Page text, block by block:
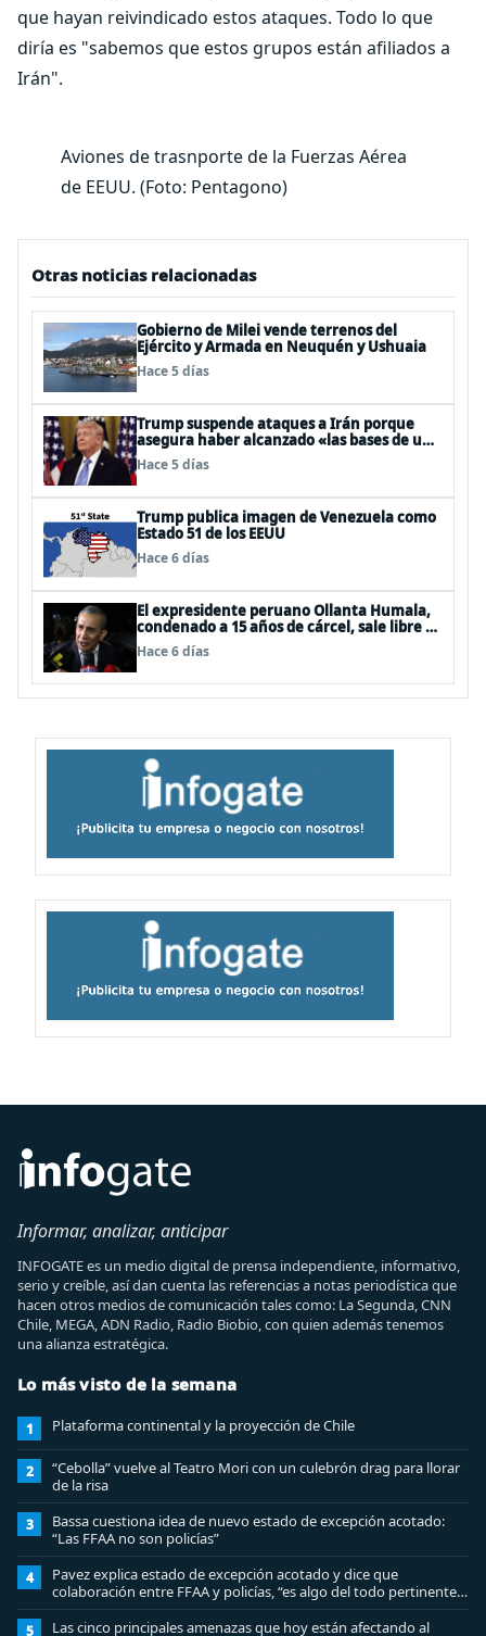
que hayan reivindicado estos ataques. Todo lo que
diría es "sabemos que estos grupos están afiliados a
Irán".
Aviones de trasnporte de la Fuerzas Aérea
de EEUU. (Foto: Pentagono)
Otras noticias relacionadas
Gobierno de Milei vende terrenos del
Ejército y Armada en Neuquén y Ushuaia
Hace 5 días
Trump suspende ataques a Irán porque
asegura haber alcanzado «las bases de un
acuerdo»
Hace 5 días
Trump publica imagen de Venezuela como
Estado 51 de los EEUU
Hace 6 días
El expresidente peruano Ollanta Humala,
condenado a 15 años de cárcel, sale libre al
anularse su caso
Hace 6 días
Informar, analizar, anticipar
INFOGATE es un medio digital de prensa independiente, informativo,
serio y creíble, así dan cuenta las referencias a notas periodística que
hacen otros medios de comunicación tales como: La Segunda, CNN
Chile, MEGA, ADN Radio, Radio Biobio, con quien además tenemos
una alianza estratégica.
Lo más visto de la semana
1 Plataforma continental y la proyección de Chile
2
“Cebolla” vuelve al Teatro Mori con un culebrón drag para llorar
de la risa
3
Bassa cuestiona idea de nuevo estado de excepción acotado:
“Las FFAA no son policías”
4
Pavez explica estado de excepción acotado y dice que
colaboración entre FFAA y policías, “es algo del todo pertinente
analizar”
5
Las cinco principales amenazas que hoy están afectando al